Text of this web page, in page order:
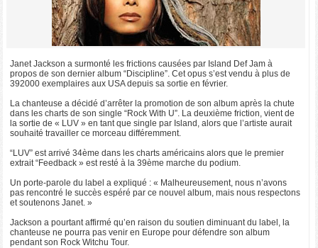
Janet Jackson a surmonté les frictions causées par Island Def Jam à
propos de son dernier album “Discipline”. Cet opus s’est vendu à plus de
392000 exemplaires aux USA depuis sa sortie en février.
La chanteuse a décidé d’arrêter la promotion de son album après la chute
dans les charts de son single “Rock With U”. La deuxième friction, vient de
la sortie de « LUV » en tant que single par Island, alors que l’artiste aurait
souhaité travailler ce morceau différemment.
“LUV” est arrivé 34ème dans les charts américains alors que le premier
extrait “Feedback » est resté à la 39ème marche du podium.
Un porte-parole du label a expliqué : « Malheureusement, nous n’avons
pas rencontré le succès espéré par ce nouvel album, mais nous respectons
et soutenons Janet. »
Jackson a pourtant affirmé qu’en raison du soutien diminuant du label, la
chanteuse ne pourra pas venir en Europe pour défendre son album
pendant son Rock Witchu Tour.